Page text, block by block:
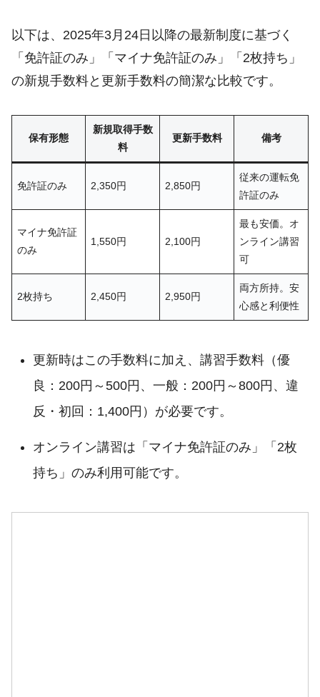
以下は、2025年3月24日以降の最新制度に基づく
「免許証のみ」「マイナ免許証のみ」「2枚持ち」
の新規手数料と更新手数料の簡潔な比較です。
保有形態
新規取得手数
料
更新手数料 備考
免許証のみ 2,350円 2,850円
従来の運転免
許証のみ
マイナ免許証
のみ
1,550円 2,100円
最も安価。オ
ンライン講習
可
2枚持ち 2,450円 2,950円
両方所持。安
心感と利便性
更新時はこの手数料に加え、講習手数料（優
良：200円～500円、一般：200円～800円、違
反・初回：1,400円）が必要です。
オンライン講習は「マイナ免許証のみ」「2枚
持ち」のみ利用可能です。